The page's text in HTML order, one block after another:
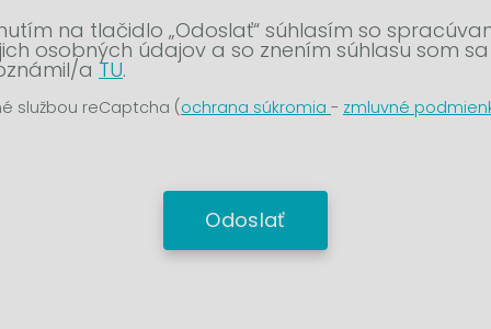
na tlačidlo „Odoslať“ súhlasím so
osobných údajov a so znením súhlasu som sa
a TU.
službou reCaptcha (ochrana súkromia - zmluvné
Odoslať